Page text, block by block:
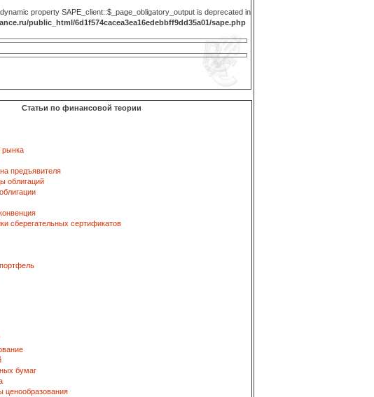
property SAPE_client::$_page_obligatory_output is deprecated in
public_html/6d1f574cacea3ea16edebbff9dd35a01/sape.php
Статьи по финансовой теории
рынка
предъявителя
облигаций
сберегательных сертификатов
бумаг
ценообразования